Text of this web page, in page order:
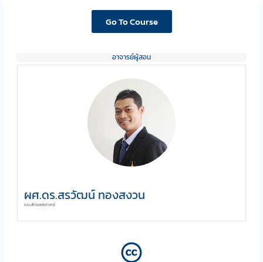
Go To Course
อาจารย์ผู้สอน
ผศ.ดร.สรวัฒน์ ทองสงวน
คณะสัตวแพทยศาสตร์